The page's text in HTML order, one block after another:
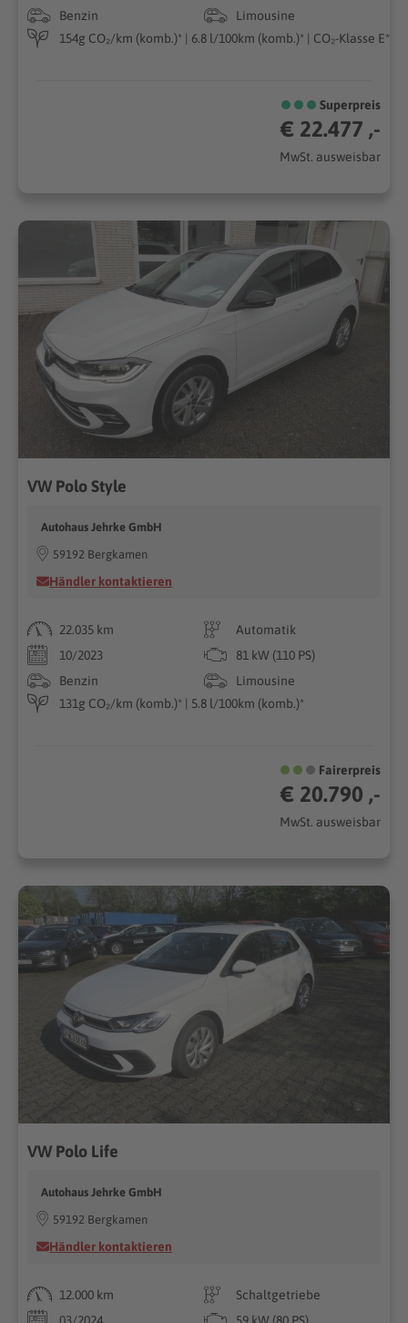
Benzin
Limousine
154g CO₂/km (komb.)* | 6.8 l/100km (komb.)* | CO₂-Klasse E*
Superpreis
€ 22.477 ,-
MwSt. ausweisbar
VW Polo Style
Autohaus Jehrke GmbH
59192 Bergkamen
Händler kontaktieren
22.035 km
Automatik
10/2023
81 kW (110 PS)
Benzin
Limousine
131g CO₂/km (komb.)* | 5.8 l/100km (komb.)*
Fairerpreis
€ 20.790 ,-
MwSt. ausweisbar
VW Polo Life
Autohaus Jehrke GmbH
59192 Bergkamen
Händler kontaktieren
12.000 km
Schaltgetriebe
03/2024
59 kW (80 PS)